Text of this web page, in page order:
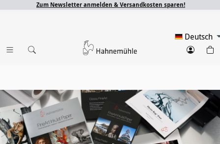
Zum Newsletter anmelden & Versandkosten sparen!
Deutsch